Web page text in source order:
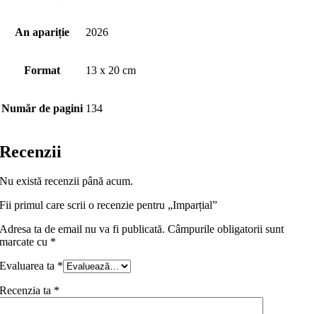
An apariție 2026
Format 13 x 20 cm
Număr de pagini 134
Recenzii
Nu există recenzii până acum.
Fii primul care scrii o recenzie pentru „Imparțial”
Adresa ta de email nu va fi publicată. Câmpurile obligatorii sunt
marcate cu *
Evaluarea ta *
Recenzia ta *